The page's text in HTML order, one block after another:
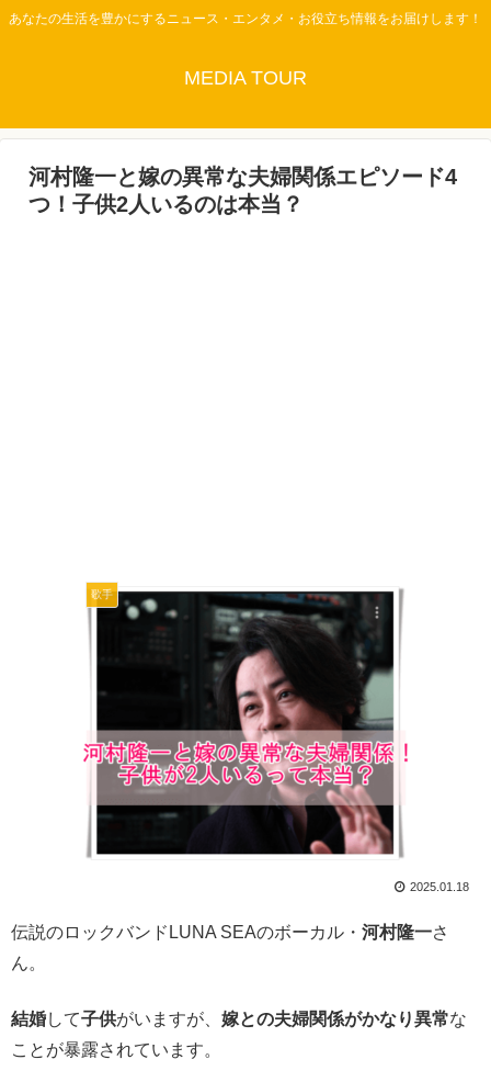
あなたの生活を豊かにするニュース・エンタメ・お役立ち情報をお届けします！
MEDIA TOUR
河村隆一と嫁の異常な夫婦関係エピソード4
つ！子供2人いるのは本当？
歌手
2025.01.18
伝説のロックバンドLUNA SEAのボーカル・ 河村隆一さ
ん。
結婚して子供がいますが、 嫁との夫婦関係がかなり異常な
ことが暴露されています。